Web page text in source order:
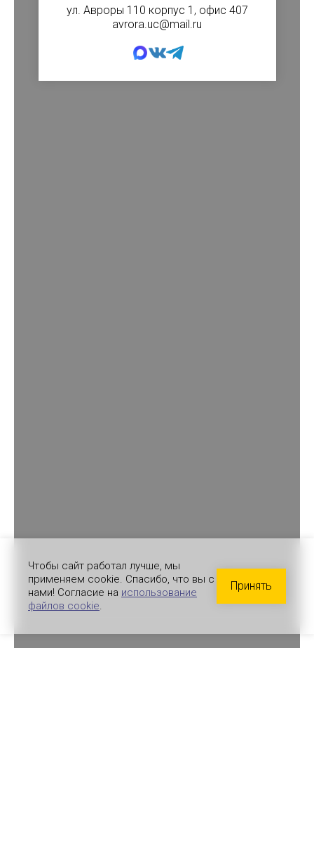
ул. Авроры 110 корпус 1, офис 407
avrora.uc@mail.ru
Чтобы сайт работал лучше, мы
применяем cookie. Спасибо, что вы с
нами! Согласие на использование
файлов cookie.
Принять